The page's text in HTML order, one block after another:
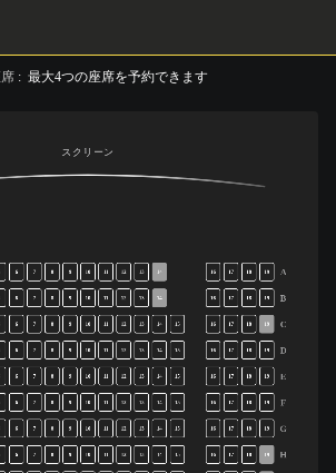
: 最大4つの座席を予約できます
スクリーン
A
B
C
D
E
F
G
H
6 7 8 9 10 11 12 13 14 16 17 18 19
6 7 8 9 10 11 12 13 14 16 17 18 19
6 7 8 9 10 11 12 13 14 15 16 17 18 19
6 7 8 9 10 11 12 13 14 15 16 17 18 19
6 7 8 9 10 12 13 14 15 16 17 18 19
6 7 8 9 10 11 12 13 14 15 16 17 18 19
6 7 8 9 10 12 13 14 15 16 17 18 19
6 7 8 9 10 11 12 13 14 15 16 17 18 19